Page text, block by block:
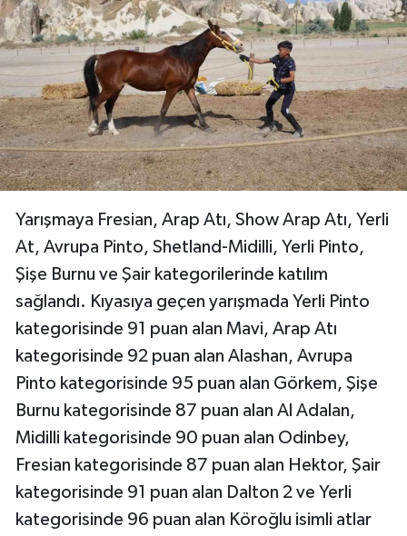
Yarışmaya Fresian, Arap Atı, Show Arap Atı, Yerli
At, Avrupa Pinto, Shetland-Midilli, Yerli Pinto,
Şişe Burnu ve Şair kategorilerinde katılım
sağlandı. Kıyasıya geçen yarışmada Yerli Pinto
kategorisinde 91 puan alan Mavi, Arap Atı
kategorisinde 92 puan alan Alashan, Avrupa
Pinto kategorisinde 95 puan alan Görkem, Şişe
Burnu kategorisinde 87 puan alan Al Adalan,
Midilli kategorisinde 90 puan alan Odinbey,
Fresian kategorisinde 87 puan alan Hektor, Şair
kategorisinde 91 puan alan Dalton 2 ve Yerli
kategorisinde 96 puan alan Köroğlu isimli atlar